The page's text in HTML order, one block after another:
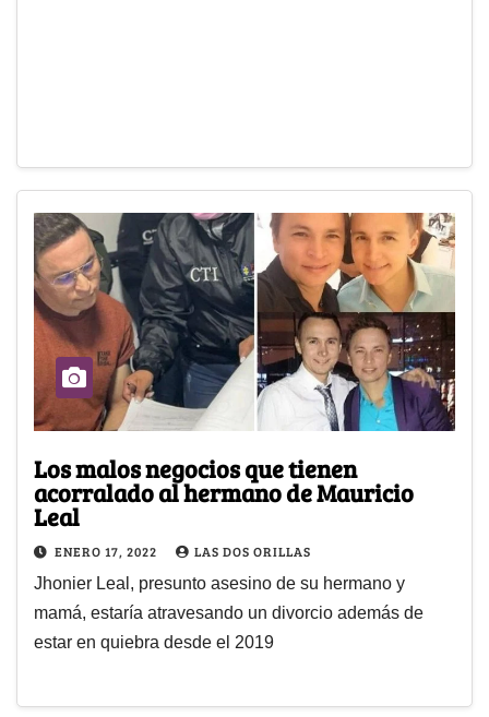
Los malos negocios que tienen
acorralado al hermano de Mauricio
Leal
ENERO 17, 2022 LAS DOS ORILLAS
Jhonier Leal, presunto asesino de su hermano y
mamá, estaría atravesando un divorcio además de
estar en quiebra desde el 2019